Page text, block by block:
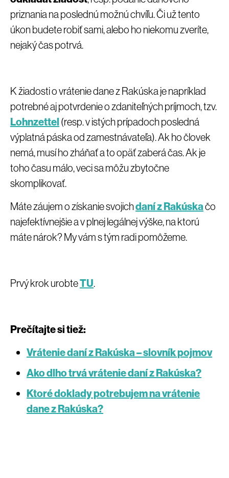
priznania na poslednú možnú chvíľu. Či už tento
úkon budete robiť sami, alebo ho niekomu zveríte,
nejaký čas potrvá.
K žiadosti o vrátenie dane z Rakúska je napríklad
potrebné aj potvrdenie o zdaniteľných príjmoch, tzv.
Lohnzettel (resp. v istých prípadoch posledná
výplatná páska od zamestnávateľa). Ak ho človek
nemá, musí ho zháňať a to opäť zaberá čas. Ak je
toho času málo, veci sa môžu zbytočne
skomplikovať.
Máte záujem o získanie svojichdaní z Rakúskačo
najefektívnejšie a v plnej legálnej výške, na ktorú
máte nárok? My vám s tým radi pomôžeme.
Prvý krok urobteTU.
Prečítajte si tiež:
Vrátenie daní z Rakúska – slovník pojmov
Ako dlho trvá vrátenie daní z Rakúska?
Ktoré doklady potrebujem na vrátenie
dane z Rakúska?